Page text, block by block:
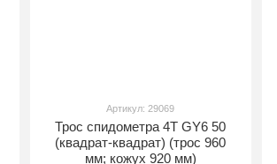
Артикул: 29069
Трос спидометра 4T GY6 50
(квадрат-квадрат) (трос 960
мм; кожух 920 мм)